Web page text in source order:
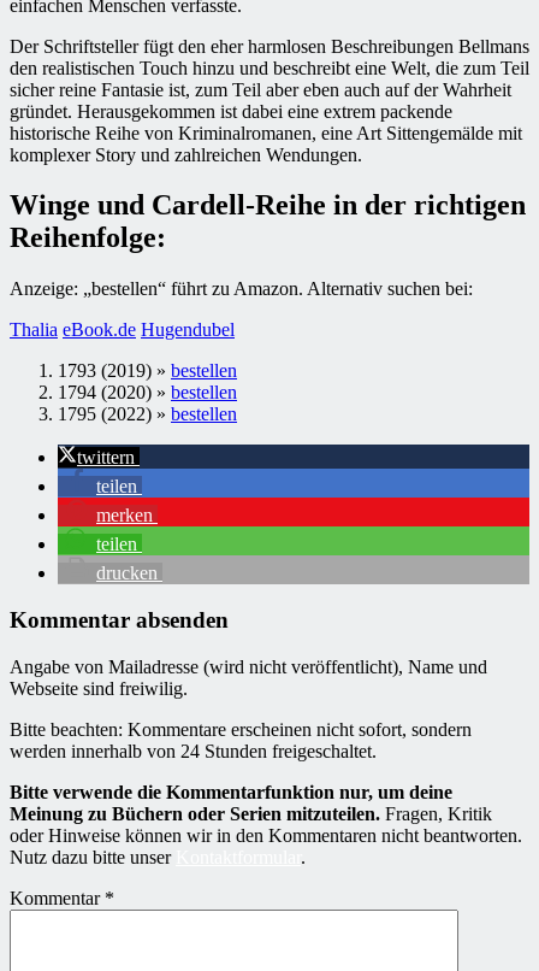
einfachen Menschen verfasste.
Der Schriftsteller fügt den eher harmlosen Beschreibungen Bellmans
den realistischen Touch hinzu und beschreibt eine Welt, die zum Teil
sicher reine Fantasie ist, zum Teil aber eben auch auf der Wahrheit
gründet. Herausgekommen ist dabei eine extrem packende
historische Reihe von Kriminalromanen, eine Art Sittengemälde mit
komplexer Story und zahlreichen Wendungen.
Winge und Cardell-Reihe in der richtigen
Reihenfolge:
Anzeige: „bestellen“ führt zu Amazon. Alternativ suchen bei:
Thalia eBook.de Hugendubel
1793 (2019) » bestellen
1794 (2020) » bestellen
1795 (2022) » bestellen
twittern
teilen
merken
teilen
drucken
Kommentar absenden
Angabe von Mailadresse (wird nicht veröffentlicht), Name und
Webseite sind freiwilig.
Bitte beachten: Kommentare erscheinen nicht sofort, sondern
werden innerhalb von 24 Stunden freigeschaltet.
Bitte verwende die Kommentarfunktion nur, um deine
Meinung zu Büchern oder Serien mitzuteilen. Fragen, Kritik
oder Hinweise können wir in den Kommentaren nicht beantworten.
Nutz dazu bitte unser
.
Kommentar *